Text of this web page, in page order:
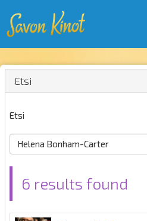
Etsi
Etsi
6 results found